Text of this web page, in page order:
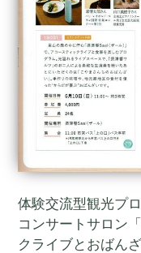
体験交流型観光プ
コンサートサロン
クライブとおばん